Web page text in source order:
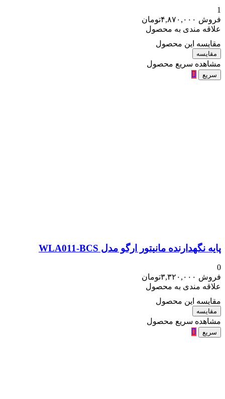
1
فروش ۴,۸۷۰,۰۰۰تومان
علاقه مندی به محصول
مقایسه این محصول
مقایسه
مشاهده سریع محصول
سریع
پایه نگهدارنده مانیتور ارگو مدل WLA011-BCS
0
فروش ۳,۳۲۰,۰۰۰تومان
علاقه مندی به محصول
مقایسه این محصول
مقایسه
مشاهده سریع محصول
سریع